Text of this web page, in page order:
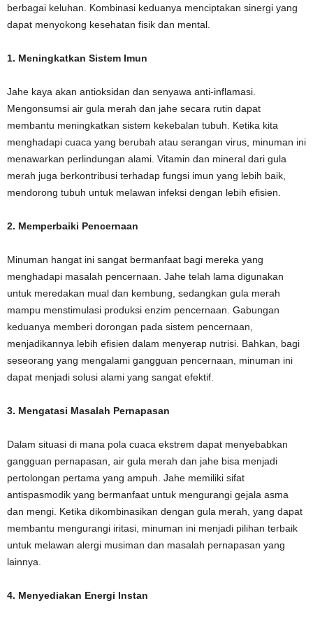
berbagai keluhan. Kombinasi keduanya menciptakan sinergi yang
dapat menyokong kesehatan fisik dan mental.
1. Meningkatkan Sistem Imun
Jahe kaya akan antioksidan dan senyawa anti-inflamasi.
Mengonsumsi air gula merah dan jahe secara rutin dapat
membantu meningkatkan sistem kekebalan tubuh. Ketika kita
menghadapi cuaca yang berubah atau serangan virus, minuman ini
menawarkan perlindungan alami. Vitamin dan mineral dari gula
merah juga berkontribusi terhadap fungsi imun yang lebih baik,
mendorong tubuh untuk melawan infeksi dengan lebih efisien.
2. Memperbaiki Pencernaan
Minuman hangat ini sangat bermanfaat bagi mereka yang
menghadapi masalah pencernaan. Jahe telah lama digunakan
untuk meredakan mual dan kembung, sedangkan gula merah
mampu menstimulasi produksi enzim pencernaan. Gabungan
keduanya memberi dorongan pada sistem pencernaan,
menjadikannya lebih efisien dalam menyerap nutrisi. Bahkan, bagi
seseorang yang mengalami gangguan pencernaan, minuman ini
dapat menjadi solusi alami yang sangat efektif.
3. Mengatasi Masalah Pernapasan
Dalam situasi di mana pola cuaca ekstrem dapat menyebabkan
gangguan pernapasan, air gula merah dan jahe bisa menjadi
pertolongan pertama yang ampuh. Jahe memiliki sifat
antispasmodik yang bermanfaat untuk mengurangi gejala asma
dan mengi. Ketika dikombinasikan dengan gula merah, yang dapat
membantu mengurangi iritasi, minuman ini menjadi pilihan terbaik
untuk melawan alergi musiman dan masalah pernapasan yang
lainnya.
4. Menyediakan Energi Instan